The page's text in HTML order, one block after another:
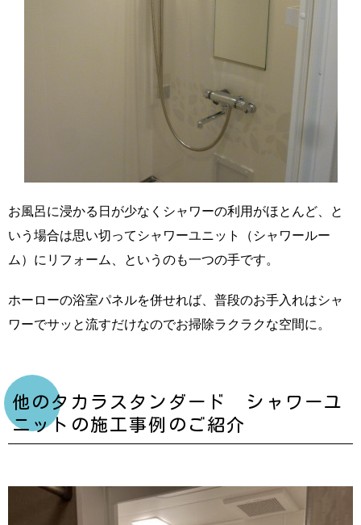
お風呂に浸かる日が少なくシャワーの利用がほとんど、と
いう場合は思い切ってシャワーユニット（シャワールー
ム）にリフォーム、というのも一つの手です。
ホーローの浴室パネルを併せれば、普段のお手入れはシャ
ワーでサッと流すだけなのでお掃除ラクラクな空間に。
他のタカラスタンダード シャワーユ
ニットの施工事例のご紹介